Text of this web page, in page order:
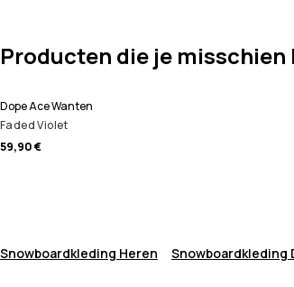
Producten die je misschien
Dope Ace Wanten
Faded Violet
59,90 €
Snowboardkleding Heren Snowboardkleding